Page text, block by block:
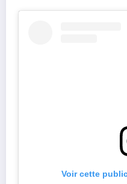
Voir cette